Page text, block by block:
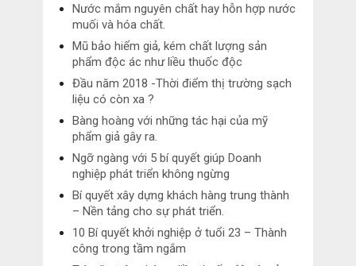
Nước mắm nguyên chất hay hỗn hợp nước
muối và hóa chất.
Mũ bảo hiểm giả, kém chất lượng sản
phẩm độc ác như liều thuốc độc
Đầu năm 2018 -Thời điểm thị trường sạch
liệu có còn xa ?
Bàng hoàng với những tác hại của mỹ
phẩm giả gây ra.
Ngỡ ngàng với 5 bí quyết giúp Doanh
nghiệp phát triển không ngừng
Bí quyết xây dựng khách hàng trung thành
– Nền tảng cho sự phát triển.
10 Bí quyết khởi nghiệp ở tuổi 23 – Thành
công trong tầm ngắm